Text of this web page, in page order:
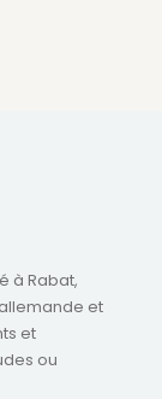
à Rabat,
et
et
ou